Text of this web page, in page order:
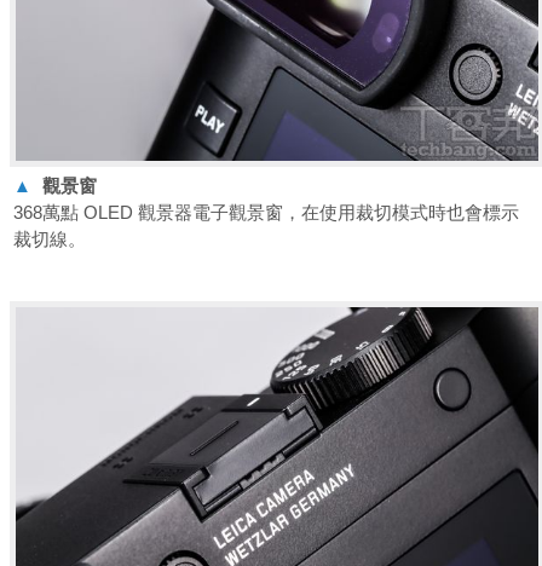
▲
觀景窗
368萬點 OLED 觀景器電子觀景窗，在使用裁切模式時也會標示
裁切線。